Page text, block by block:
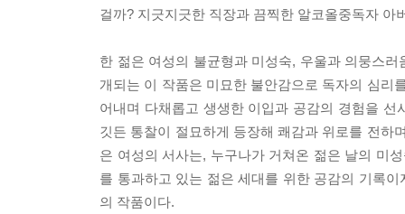
걸까? 지긋지긋한 직장과 끔찍한 알코올중독자
한 젊은 여성의 불균형과 미성숙, 우울과 의뭉스
개되는 이 작품은 미묘한 불안감으로 독자의 심리
어내며 다채롭고 생생한 이입과 공감의 경험을
깃든 통찰이 절묘하게 등장해 쾌감과 위로를 전하
은 여성의 서사는, 누구나가 거쳐온 젊은 날의 미
를 통과하고 있는 젊은 세대를 위한 공감의 기록
의 작품이다.